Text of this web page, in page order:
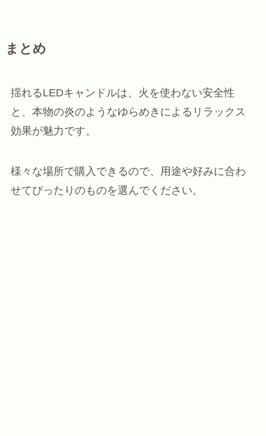
まとめ
揺れるLEDキャンドルは、火を使わない安全性
と、本物の炎のようなゆらめきによるリラックス
効果が魅力です。
様々な場所で購入できるので、用途や好みに合わ
せてぴったりのものを選んでください。